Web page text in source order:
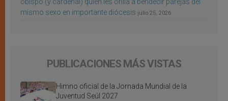
obispo (y cardenal) quien les orilla a bendecir parejas del
mismo sexo en importante diócesis julio 25, 2026
PUBLICACIONES MÁS VISTAS
Himno oficial de la Jornada Mundial de la
Juventud Seúl 2027